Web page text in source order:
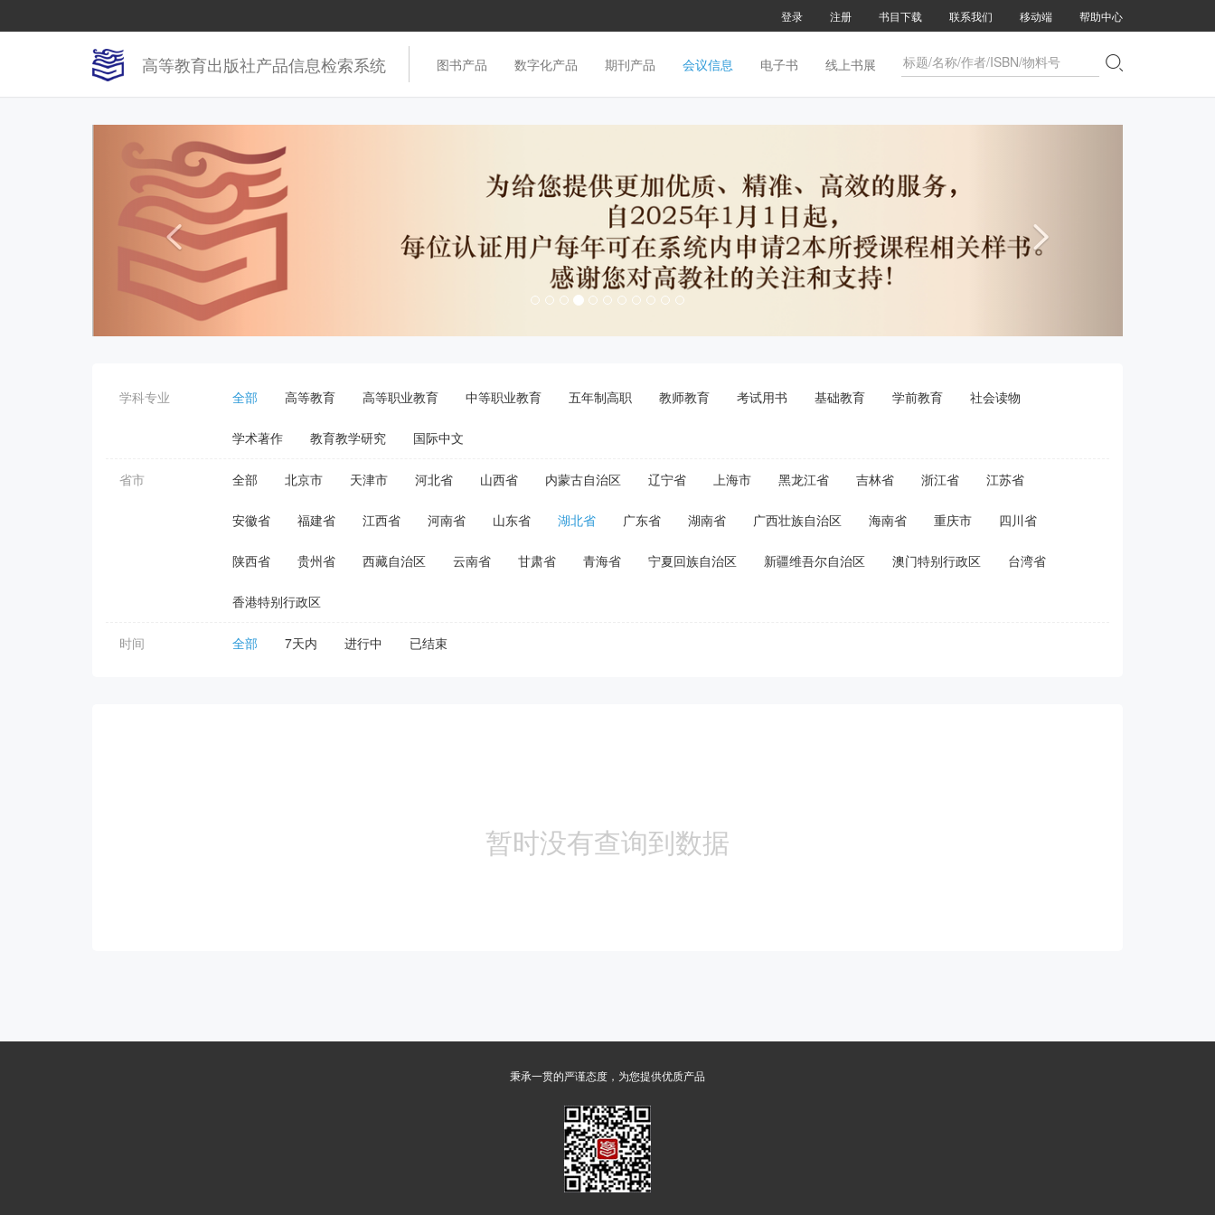
登录 注册 书目下载 联系我们 移动端 帮助中心
高等教育出版社产品信息检索系统 图书产品 数字化产品 期刊产品 会议信息 电子书 线上书展 
 
学科专业 全部 高等教育 高等职业教育 中等职业教育 五年制高职 教师教育 考试用书 基础教育 学前教育 社会读物
学术著作 教育教学研究 国际中文
省市 全部 北京市 天津市 河北省 山西省 内蒙古自治区 辽宁省 上海市 黑龙江省 吉林省 浙江省 江苏省
安徽省 福建省 江西省 河南省 山东省 湖北省 广东省 湖南省 广西壮族自治区 海南省 重庆市 四川省
陕西省 贵州省 西藏自治区 云南省 甘肃省 青海省 宁夏回族自治区 新疆维吾尔自治区 澳门特别行政区 台湾省
香港特别行政区
时间 全部 7天内 进行中 已结束
暂时没有查询到数据
秉承一贯的严谨态度，为您提供优质产品